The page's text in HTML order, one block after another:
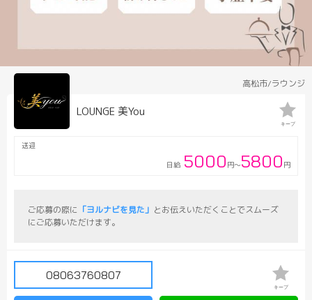
高松市/ラウンジ
LOUNGE 美You
送迎
日給 5000 円～5800 円
キープ
ご応募の際に 「ヨルナビを見た」 とお伝えいただくことでスムーズ
にご応募いただけます。
08063760807
キープ